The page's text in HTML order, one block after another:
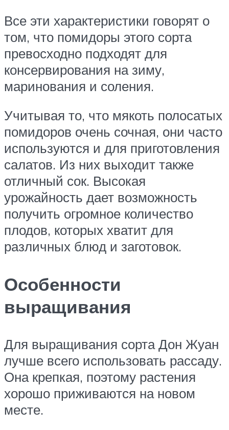
Все эти характеристики говорят о
том, что помидоры этого сорта
превосходно подходят для
консервирования на зиму,
маринования и соления.
Учитывая то, что мякоть полосатых
помидоров очень сочная, они часто
используются и для приготовления
салатов. Из них выходит также
отличный сок. Высокая
урожайность дает возможность
получить огромное количество
плодов, которых хватит для
различных блюд и заготовок.
Особенности
выращивания
Для выращивания сорта Дон Жуан
лучше всего использовать рассаду.
Она крепкая, поэтому растения
хорошо приживаются на новом
месте.